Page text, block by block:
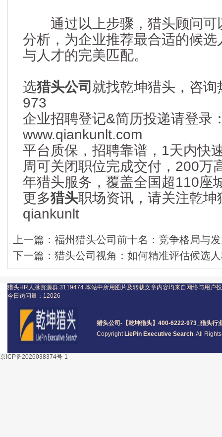
通过以上步骤，猎头顾问可
分析，为企业推荐最合适的候
与人才的完美匹配。
选猎头公司 就找乾坤猎头，咨
973
企业招聘登记&简历投递请登录
www.qiankunlt.com
平台质保，招聘靠谱，1天内快
周可关闭职位完成交付，200万
年猎头服务，覆盖全国超110座
更多猎头职场资讯，请关注乾坤
qiankunlt
上一篇： 福州猎头公司前十名：竞争格局与
下一篇： 猎头公司视角：如何精准评估候选
猎头公司 -【乾坤猎头】400-6222-973_ 猎头行
Copyright LiePin Executive Search. All
猎头HR人脉资源群:3119474 本站中所用图片及转载文章内容均来自网络与用户
今日访问量： 12026
京ICP备2026038374号-1